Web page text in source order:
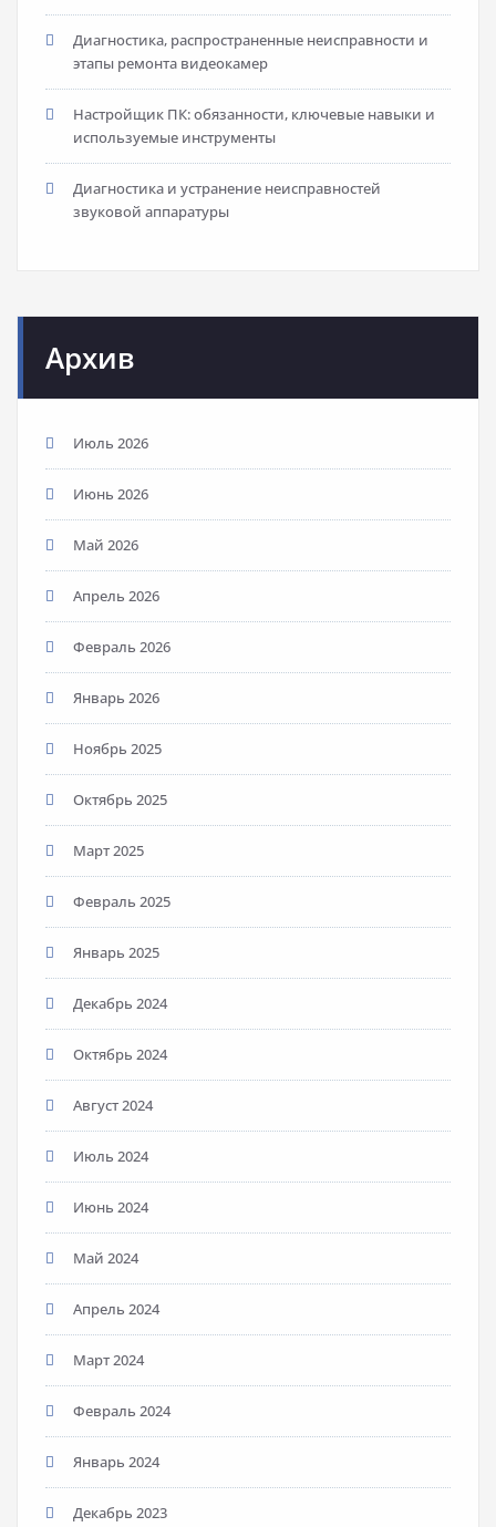
Диагностика, распространенные неисправности и
этапы ремонта видеокамер
Настройщик ПК: обязанности, ключевые навыки и
используемые инструменты
Диагностика и устранение неисправностей
звуковой аппаратуры
Архив
Июль 2026
Июнь 2026
Май 2026
Апрель 2026
Февраль 2026
Январь 2026
Ноябрь 2025
Октябрь 2025
Март 2025
Февраль 2025
Январь 2025
Декабрь 2024
Октябрь 2024
Август 2024
Июль 2024
Июнь 2024
Май 2024
Апрель 2024
Март 2024
Февраль 2024
Январь 2024
Декабрь 2023